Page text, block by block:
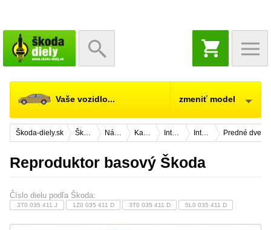
NÁKUPNÝ
KOŠÍK
Vaše vozidlo... zmeniť model
Škoda-diely.sk Škoda Octavia 2 Náhradné diely Karosérie Interiér vozidla Interiér dverí Predné dvere
Reproduktor basový Škoda
Číslo dielu podľa Škoda:
3T0 035 411 J 1Z0 035 411 D 3T0 035 411 D 5L0 035 411 D